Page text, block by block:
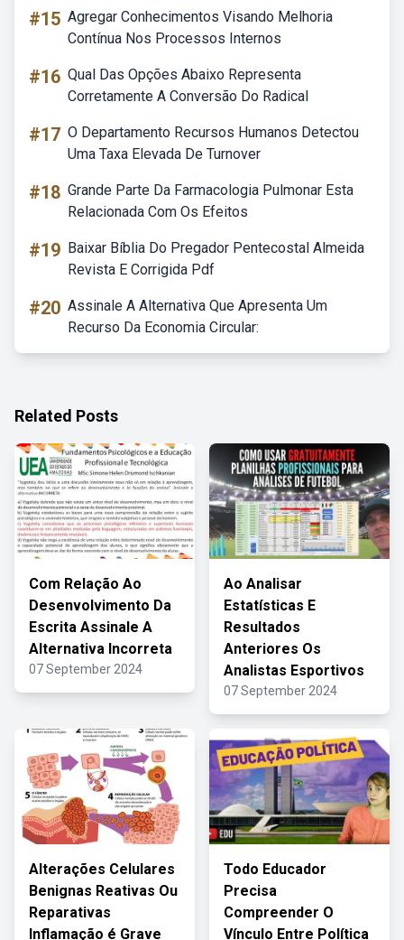
#15 Agregar Conhecimentos Visando Melhoria
Contínua Nos Processos Internos
#16 Qual Das Opções Abaixo Representa
Corretamente A Conversão Do Radical
#17 O Departamento Recursos Humanos Detectou
Uma Taxa Elevada De Turnover
#18 Grande Parte Da Farmacologia Pulmonar Esta
Relacionada Com Os Efeitos
#19 Baixar Bíblia Do Pregador Pentecostal Almeida
Revista E Corrigida Pdf
#20 Assinale A Alternativa Que Apresenta Um
Recurso Da Economia Circular:
Related Posts
Com Relação Ao
Desenvolvimento Da
Escrita Assinale A
Alternativa Incorreta
07 September 2024
Ao Analisar
Estatísticas E
Resultados
Anteriores Os
Analistas Esportivos
07 September 2024
Alterações Celulares
Benignas Reativas Ou
Reparativas
Inflamação é Grave
Todo Educador
Precisa
Compreender O
Vínculo Entre Política